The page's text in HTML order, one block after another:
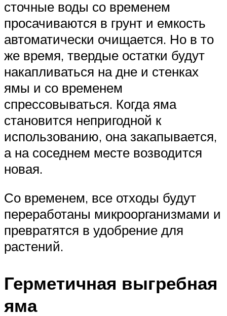
сточные воды со временем
просачиваются в грунт и емкость
автоматически очищается. Но в то
же время, твердые остатки будут
накапливаться на дне и стенках
ямы и со временем
спрессовываться. Когда яма
становится непригодной к
использованию, она закапывается,
а на соседнем месте возводится
новая.
Со временем, все отходы будут
переработаны микроорганизмами и
превратятся в удобрение для
растений.
Герметичная выгребная
яма